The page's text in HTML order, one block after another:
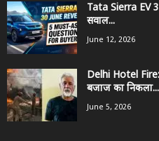
Tata Sierra EV
सवाल...
June 12, 2026
Delhi Hotel
बजाज का निकला...
June 5, 2026